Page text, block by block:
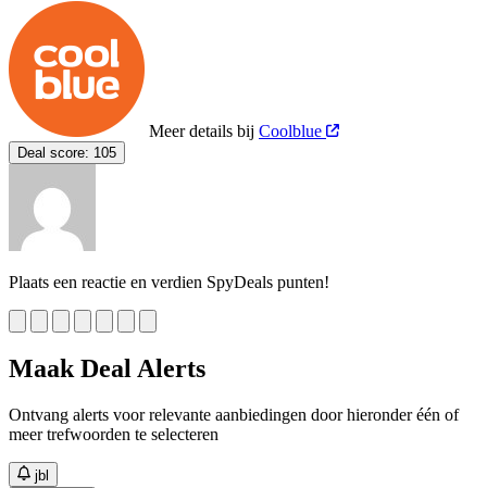
Meer details bij Coolblue
Deal score: 105
Plaats een reactie en verdien SpyDeals punten!
Maak Deal Alerts
Ontvang alerts voor relevante aanbiedingen door hieronder één of
meer trefwoorden te selecteren
jbl